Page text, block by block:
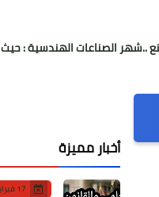
الهندسية : حيث تتحول
أخبار مميزة
17 فبراير 2023